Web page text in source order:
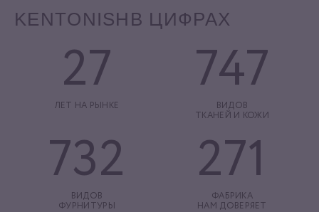
KENTONISH В ЦИФРАХ
27
ЛЕТ НА РЫНКЕ
747
ВИДОВ
ТКАНЕЙ И КОЖИ
732
ВИДОВ
ФУРНИТУРЫ
271
ФАБРИКА
НАМ ДОВЕРЯЕТ